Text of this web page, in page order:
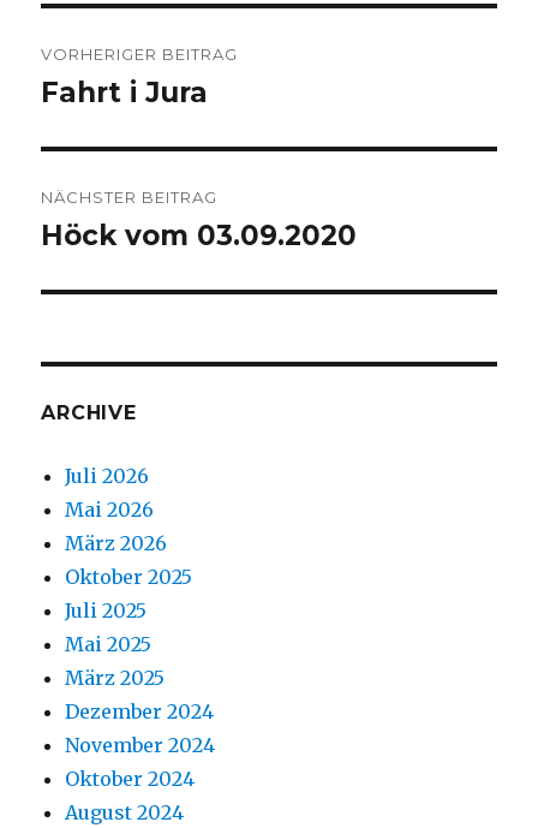
Navigation
VORHERIGER BEITRAG
Vorheriger
Fahrt i Jura
NÄCHSTER BEITRAG
Nächster
Höck vom 03.09.2020
ARCHIVE
Juli 2026
Mai 2026
März 2026
Oktober 2025
Juli 2025
Mai 2025
März 2025
Dezember 2024
November 2024
Oktober 2024
August 2024